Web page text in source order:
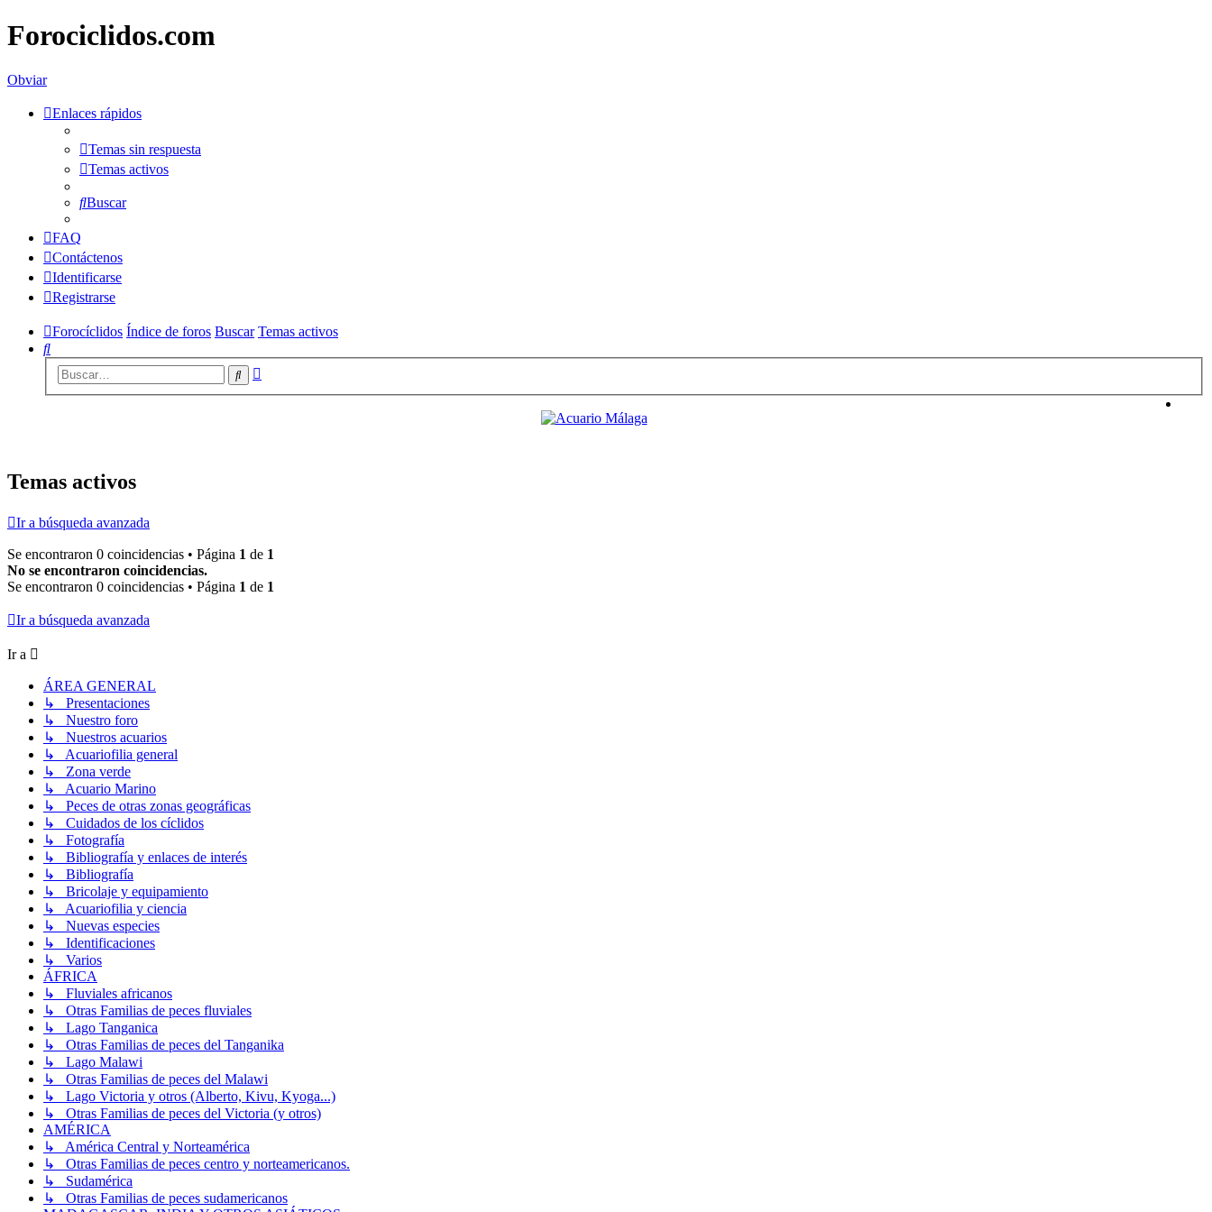
Forociclidos.com
Obviar
Enlaces rápidos
Temas sin respuesta
Temas activos
Buscar
FAQ
Contáctenos
Identificarse
Registrarse
Forocíclidos Índice de foros Buscar Temas activos
Buscar
Buscar
Temas activos
Ir a búsqueda avanzada
Se encontraron 0 coincidencias • Página 1 de 1
No se encontraron coincidencias.
Se encontraron 0 coincidencias • Página 1 de 1
Ir a búsqueda avanzada
Ir a
ÁREA GENERAL
↳ Presentaciones
↳ Nuestro foro
↳ Nuestros acuarios
↳ Acuariofilia general
↳ Zona verde
↳ Acuario Marino
↳ Peces de otras zonas geográficas
↳ Cuidados de los cíclidos
↳ Fotografía
↳ Bibliografía y enlaces de interés
↳ Bibliografía
↳ Bricolaje y equipamiento
↳ Acuariofilia y ciencia
↳ Nuevas especies
↳ Identificaciones
↳ Varios
ÁFRICA
↳ Fluviales africanos
↳ Otras Familias de peces fluviales
↳ Lago Tanganica
↳ Otras Familias de peces del Tanganika
↳ Lago Malawi
↳ Otras Familias de peces del Malawi
↳ Lago Victoria y otros (Alberto, Kivu, Kyoga...)
↳ Otras Familias de peces del Victoria (y otros)
AMÉRICA
↳ América Central y Norteamérica
↳ Otras Familias de peces centro y norteamericanos.
↳ Sudamérica
↳ Otras Familias de peces sudamericanos